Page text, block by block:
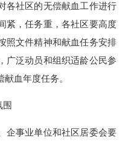
各社区的无偿献血工作进行
紧，任务重，各社区要高度
照文件精神和献血任务安排
广泛动员和组织适龄公民参
血年度任务。
事业单位和社区居委会要